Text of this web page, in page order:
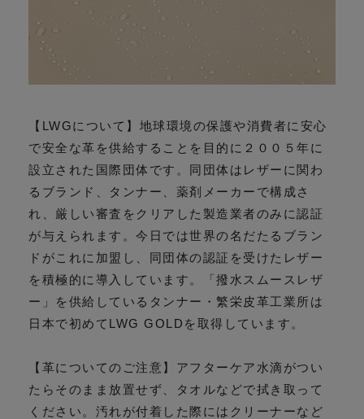
【LWGについて】地球環境の保護や消費者に安心
で安全な革を供給することを目的に２００５年に
設立された国際団体です。同団体はレザーに関わ
るブランド、タンナー、薬剤メーカーで構成さ
れ、厳しい審査をクリアした製造業者のみに認証
が与えられます。今日では世界の名だたるブラン
ドがこれに加盟し、同団体の認証を受けたレザー
を積極的に導入しています。「撥水スムースレザ
ー」を供給しているタンナー・繁栄皮革工業所は
日本で初めてLWG GOLDを取得しています。
【革についてのご注意】アフターケア水滴がつい
たらそのまま放置せず、タオルなどで拭き取って
ください。汚れが付着した際にはクリーナーなど